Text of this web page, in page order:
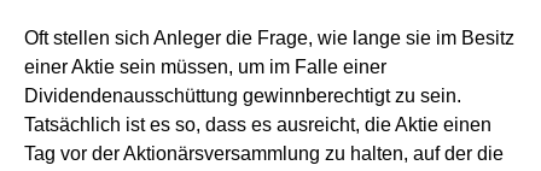
Oft stellen sich Anleger die Frage, wie lange sie im Besitz
einer Aktie sein müssen, um im Falle einer
Dividendenausschüttung gewinnberechtigt zu sein.
Tatsächlich ist es so, dass es ausreicht, die Aktie einen
Tag vor der Aktionärsversammlung zu halten, auf der die